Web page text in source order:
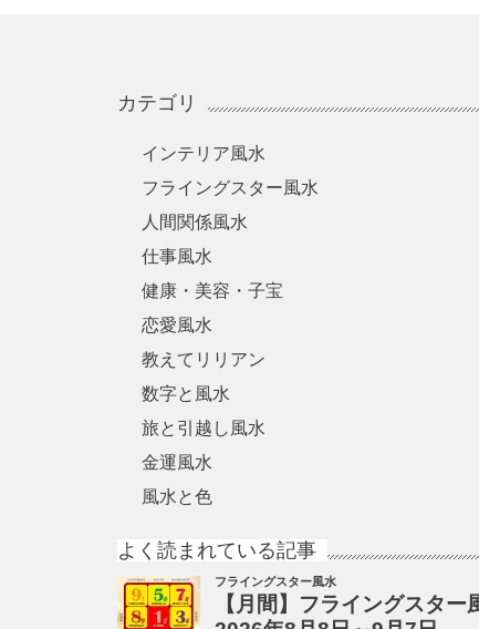
カテゴリ
インテリア風水
フライングスター風水
人間関係風水
仕事風水
健康・美容・子宝
恋愛風水
教えてリリアン
数字と風水
旅と引越し風水
金運風水
風水と色
よく読まれている記事